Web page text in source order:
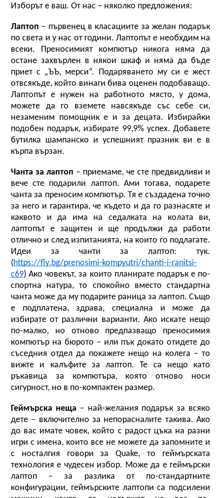
Изборът е ваш. От нас – няколко предложения:
Лаптоп – първенец в класациите за желан подарък
по света и у нас от години. Лаптопът е необхдим на
всеки. Преносимият компютър никога няма да
остане захвърлен в някои шкаф и няма да бъде
приет с „ЪЪ, мерси“. Подаряването му си е жест
отвсякъде, който винаги бива оценен подобаващо.
Лаптопът е нужен на работното място, у дома,
можете да го вземете навсякъде със себе си,
незаменим помощник е и за децата. Избирайки
подобен подарък, избирате 99,9% успех. Добавете
бутилка шампанско и успешният празник ви е в
кърпа вързан.
Чанта за лаптоп – приемаме, че сте предвидливи и
вече сте подарили лаптоп. Ами тогава, подарете
чанта за преносим компютър. Тя е създадена точно
за него и гарантира, че където и да го разнасяте и
каквото и да има на седалката на колата ви,
лаптопът е защитен и ще продължи да работи
отлично и след изпитанията, на които го подлагате.
Идеи за чанти за лаптоп: тук.
(https://fly.bg/prenosimi-kompyutri/chanti-i-ranitsi-
c69) Ако човекът, за които планирате подарък е по-
спортна натура, то спокойно вместо стандартна
чанта може да му подарите раница за лаптоп. Също
е подплатена, здрава, специална и може да
избирате от различни варианти. Ако искате нещо
по-малко, но отново предпазващо преносимия
компютър на бюрото – или пък докато отидете до
съседния отдел да покажете нещо на колега – то
вижте и калъфите за лаптоп. Те са нещо като
ръкавица за компютъра, която отново носи
сигурност, но в по-компактен размер.
Геймърска неща – най-желания подарък за всяко
дете – включително за непорасналите такива. Ако
до вас имате човек, който с радост цъка на разни
игри с имена, които все не можете да запомните и
с носталгия говори за Quake, то геймърската
технология е чудесен избор. Може да е геймърски
лаптоп – за разлика от по-стандартните
конфигурации, геймърските лаптопи са подсилени